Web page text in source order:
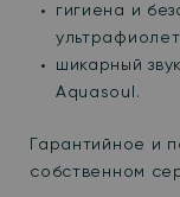
гигиена и
шикарный
Aquasoul.
Гарантийное и
собственном